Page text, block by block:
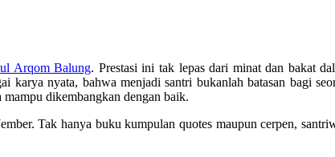
Arqom Balung. Prestasi ini tak lepas dari minat dan bakat
nyata, bahwa menjadi santri bukanlah batasan bagi
dikembangkan dengan baik.
Tak hanya buku kumpulan quotes maupun cerpen,